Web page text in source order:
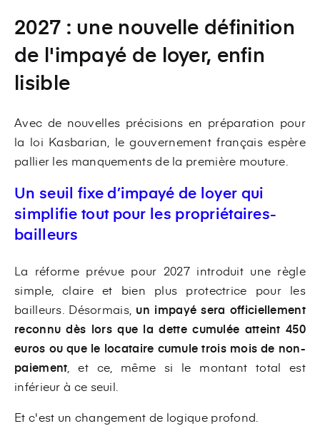
2027 : une nouvelle définition
de l'impayé de loyer, enfin
lisible
Avec de nouvelles précisions en préparation pour
la loi Kasbarian, le gouvernement français espère
pallier les manquements de la première mouture.
Un seuil fixe d’impayé de loyer qui
simplifie tout pour les propriétaires-
bailleurs
La réforme prévue pour 2027 introduit une règle
simple, claire et bien plus protectrice pour les
bailleurs. Désormais, un impayé sera officiellement
reconnu dès lors que la dette cumulée atteint 450
euros ou que le locataire cumule trois mois de non-
paiement , et ce, même si le montant total est
inférieur à ce seuil.
Et c'est un changement de logique profond.